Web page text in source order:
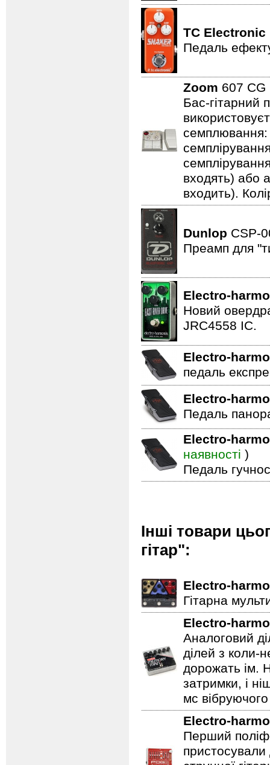
TC Electronic
Педаль
Zoom 607
Бас-гітарний
семплювання:
входять) або
входить).
Dunlop CSP-
Преамп для
Electro-
Новий
JRC4558 IC.
Electro-
педаль
Electro-
Педаль
Electro-
наявності )
Педаль
Інші товари
гітар":
Electro-
Гітарна
Electro-
Аналоговий
ділей з коли-
дорожать ім.
затримки, і
мс
Electro-
Перший
пристосували